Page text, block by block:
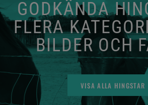
GODKÄNDA
FLERA
BILDER OCH
VISA ALLA HINGSTAR